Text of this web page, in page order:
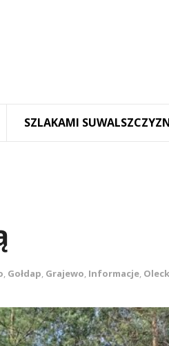
SZLAKAMI
, Gołdap, Grajewo, Informacje,